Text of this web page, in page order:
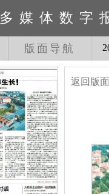
多媒体数字
版面导航
返回版面